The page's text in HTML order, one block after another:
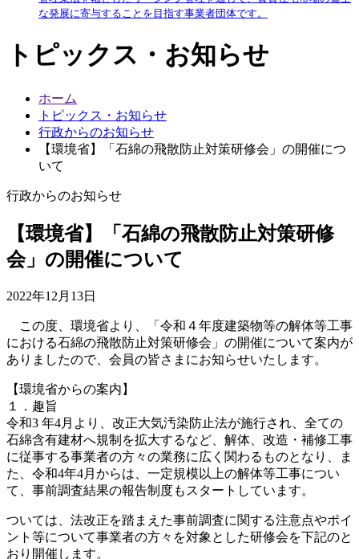
な発展に寄与することを目指す事業者団体です。
トピックス・お知らせ
ホーム
トピックス・お知らせ
行政からのお知らせ
【環境省】「石綿の飛散防止対策研修会」の開催につ
いて
行政からのお知らせ
【環境省】「石綿の飛散防止対策研修
会」の開催について
2022年12月13日
この度、環境省より、「令和４年度建築物等の解体等工事
における石綿の飛散防止対策研修会」の開催について案内が
ありましたので、会員の皆さまにお知らせいたします。
【環境省からの案内】
１．趣旨
令和3 年4月より、改正大気汚染防止法が施行され、全ての
石綿含有建材へ規制を拡大するなど、解体、改造・補修工事
に従事する事業者の方々の業務に広く関わるものとなり、ま
た、令和4年4月からは、一定規模以上の解体等工事につい
て、事前調査結果の報告制度もスタートしています。
ついては、法改正を踏まえた事前調査に関する注意点やポイ
ント等について事業者の方々を対象とした研修会を下記のと
おり開催します。